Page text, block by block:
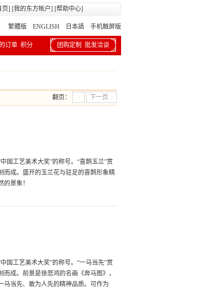
页] [我的东方帐户] [帮助中心]
繁體版 ENGLISH 日本語 手机触屏版
订单 积分 团购定制 批发洽谈
翻页： 下一页
国工艺美术大奖”的称号。“喜鹊玉兰”赏
而成。盛开的玉兰花与驻足的喜鹊形象精
景象！
国工艺美术大奖”的称号。“一马当先”赏
成。前景是徐悲鸿的名画《奔马图》，
马当先、敢为人先的精神品质。可作为